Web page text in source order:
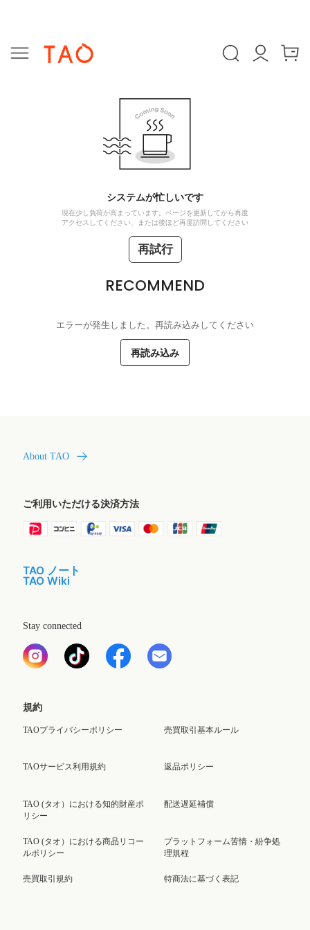
システムが忙しいです
現在少し負荷が高まっています。ページを更新してから再度
アクセスしてください、または後ほど再度訪問してください
再試行
RECOMMEND
エラーが発生しました。再読み込みしてください
再読み込み
About TAO
ご利用いただける決済方法
TAO ノート
TAO Wiki
Stay connected
規約
TAOプライバシーポリシー
TAOサービス利用規約
TAO (タオ）における知的財産ポ
リシー
TAO (タオ）における商品リコー
ルポリシー
売買取引規約
売買取引基本ルール
返品ポリシー
配送遅延補償
プラットフォーム苦情・紛争処
理規程
特商法に基づく表記